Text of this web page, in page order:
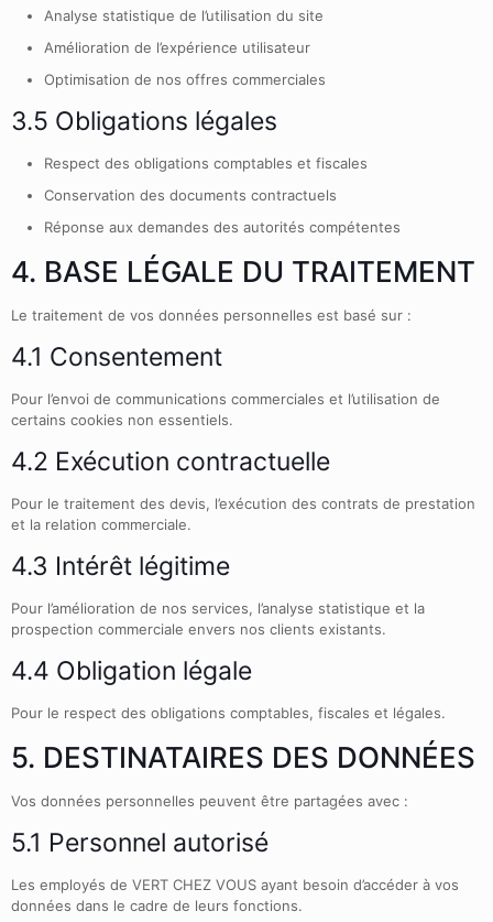
Analyse statistique de l’utilisation du site
Amélioration de l’expérience utilisateur
Optimisation de nos offres commerciales
3.5 Obligations légales
Respect des obligations comptables et fiscales
Conservation des documents contractuels
Réponse aux demandes des autorités compétentes
4. BASE LÉGALE DU TRAITEMENT
Le traitement de vos données personnelles est basé sur :
4.1 Consentement
Pour l’envoi de communications commerciales et l’utilisation de
certains cookies non essentiels.
4.2 Exécution contractuelle
Pour le traitement des devis, l’exécution des contrats de prestation
et la relation commerciale.
4.3 Intérêt légitime
Pour l’amélioration de nos services, l’analyse statistique et la
prospection commerciale envers nos clients existants.
4.4 Obligation légale
Pour le respect des obligations comptables, fiscales et légales.
5. DESTINATAIRES DES DONNÉES
Vos données personnelles peuvent être partagées avec :
5.1 Personnel autorisé
Les employés de VERT CHEZ VOUS ayant besoin d’accéder à vos
données dans le cadre de leurs fonctions.